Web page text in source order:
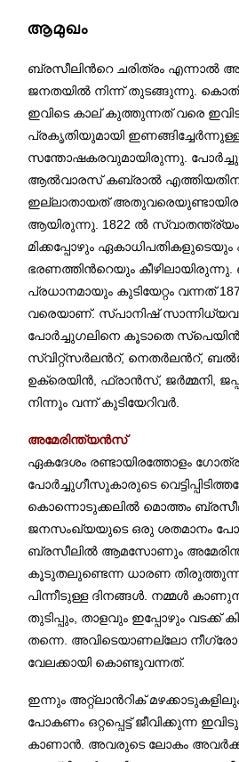
ആമുഖം
ബ്രസീലിന്‍റെ ചരിത്രം എന്നാല്‍
ജനതയില്‍ നിന്ന് തുടങ്ങുന്നു.
ഇവിടെ കാല് കുത്തുന്നത് വരെ
പ്രകൃതിയുമായി
സന്തോഷകരവുമായിരുന്നു.
ആൽവാരസ് കബ്രാൽ
ഇല്ലാതായത്
ആയിരുന്നു. 1822 ല്‍
മിക്കപ്പോഴും ഏകാധിപതികളുടെയും
ഭരണത്തിന്‍റെയും കീഴിലായിരുന്നു.
പ്രധാനമായും കുടിയേറ്റം വന്നത്
വരെയാണ്. സ്പാനിഷ്‌
പോര്‍ച്ചുഗലിനെ കൂടാതെ
സ്വിറ്റ്സര്‍ലന്‍റ്, നെതര്‍ലന്‍റ്,
ഉക്രെയിന്‍, ഫ്രാന്‍സ്, ജര്‍മ്മനി,
നിന്നും വന്ന് കുടിയേറിവര്‍.
അമേരിന്ത്യന്‍സ്
ഏകദേശം രണ്ടായിരത്തോളം
പോര്‍ച്ചുഗീസുകാരുടെ
കൊന്നൊടുക്കലില്‍ മൊത്തം
ജനസംഖ്യയുടെ ഒരു ശതമാനം
ബ്രസീലില്‍ ആമസോണും
കൂടുതലുണ്ടെന്ന ധാരണ
പിന്നീടുള്ള ദിനങ്ങള്‍. നമ്മള്‍
തുടിപ്പും, താളവും ഇപ്പോഴും വടക്ക്
തന്നെ. അവിടെയാണല്ലോ നീഗ്രോ
വേലക്കായി കൊണ്ടുവന്നത്.
ഇന്നും അറ്റ്ലാന്‍റിക്
പോകണം ഒറ്റപ്പെട്ട് ജീവിക്കുന്ന
കാണാന്‍. അവരുടെ ലോകം അവര്‍ക്ക്